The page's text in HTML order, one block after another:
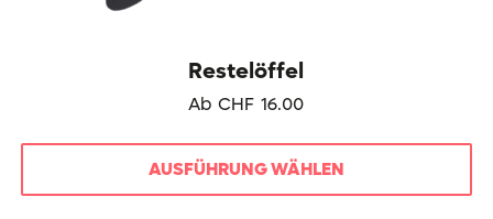
Restelöffel
Ab CHF 16.00
AUSFÜHRUNG WÄHLEN